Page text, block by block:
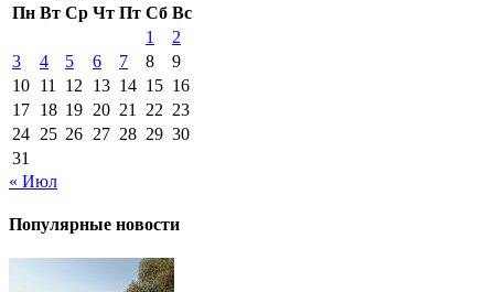
Пн Вт Ср Чт Пт Сб Вс
1
2
3
4 5 6 7 8
9
10 11 12 13 14 15 16
17 18 19 20 21 22 23
24 25 26 27 28 29 30
31
« Июл
Популярные новости